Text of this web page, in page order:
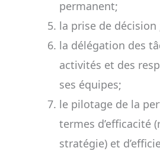
permanent;
la prise de décision
la délégation des
activités et des
ses équipes;
le pilotage de la
termes d’efficacité
stratégie) et